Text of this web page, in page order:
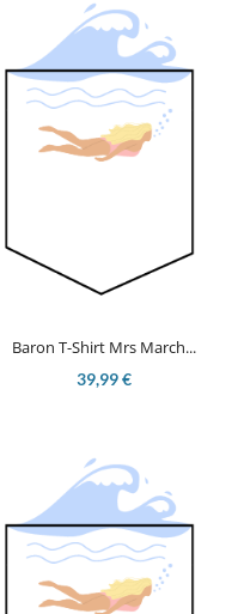
Baron T-Shirt Mrs March...
39,99 €